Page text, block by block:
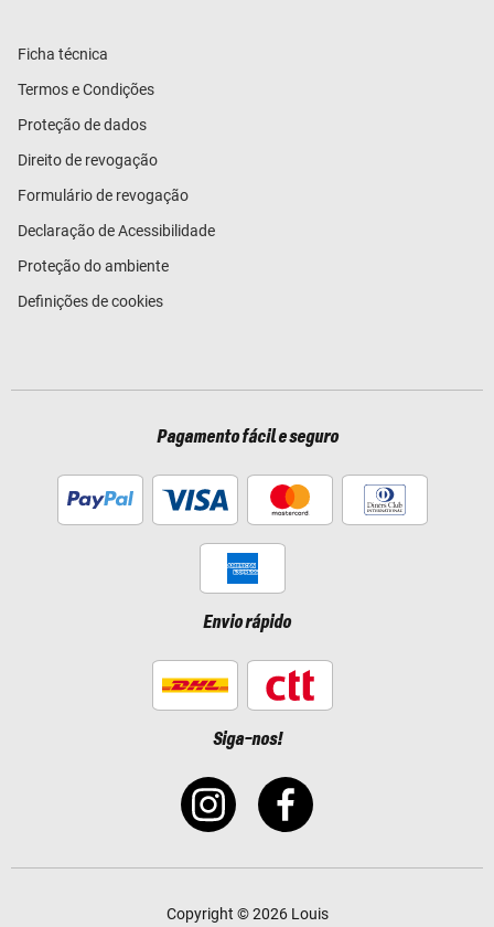
Ficha técnica
Termos e Condições
Proteção de dados
Direito de revogação
Formulário de revogação
Declaração de Acessibilidade
Proteção do ambiente
Definições de cookies
Pagamento fácil e seguro
Envio rápido
Siga-nos!
Copyright © 2026 Louis